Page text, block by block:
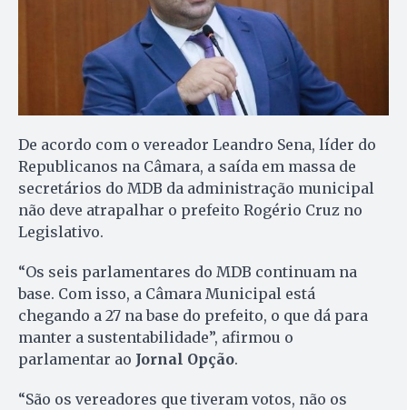
De acordo com o vereador Leandro Sena, líder do
Republicanos na Câmara, a saída em massa de
secretários do MDB da administração municipal
não deve atrapalhar o prefeito Rogério Cruz no
Legislativo.
“Os seis parlamentares do MDB continuam na
base. Com isso, a Câmara Municipal está
chegando a 27 na base do prefeito, o que dá para
manter a sustentabilidade”, afirmou o
parlamentar ao Jornal Opção.
“São os vereadores que tiveram votos, não os